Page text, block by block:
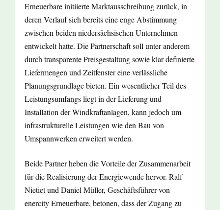
Erneuerbare initiierte Marktausschreibung zurück, in
deren Verlauf sich bereits eine enge Abstimmung
zwischen beiden niedersächsischen Unternehmen
entwickelt hatte. Die Partnerschaft soll unter anderem
durch transparente Preisgestaltung sowie klar definierte
Liefermengen und Zeitfenster eine verlässliche
Planungsgrundlage bieten. Ein wesentlicher Teil des
Leistungsumfangs liegt in der Lieferung und
Installation der Windkraftanlagen, kann jedoch um
infrastrukturelle Leistungen wie den Bau von
Umspannwerken erweitert werden.
Beide Partner heben die Vorteile der Zusammenarbeit
für die Realisierung der Energiewende hervor. Ralf
Nietiet und Daniel Müller, Geschäftsführer von
enercity Erneuerbare, betonen, dass der Zugang zu